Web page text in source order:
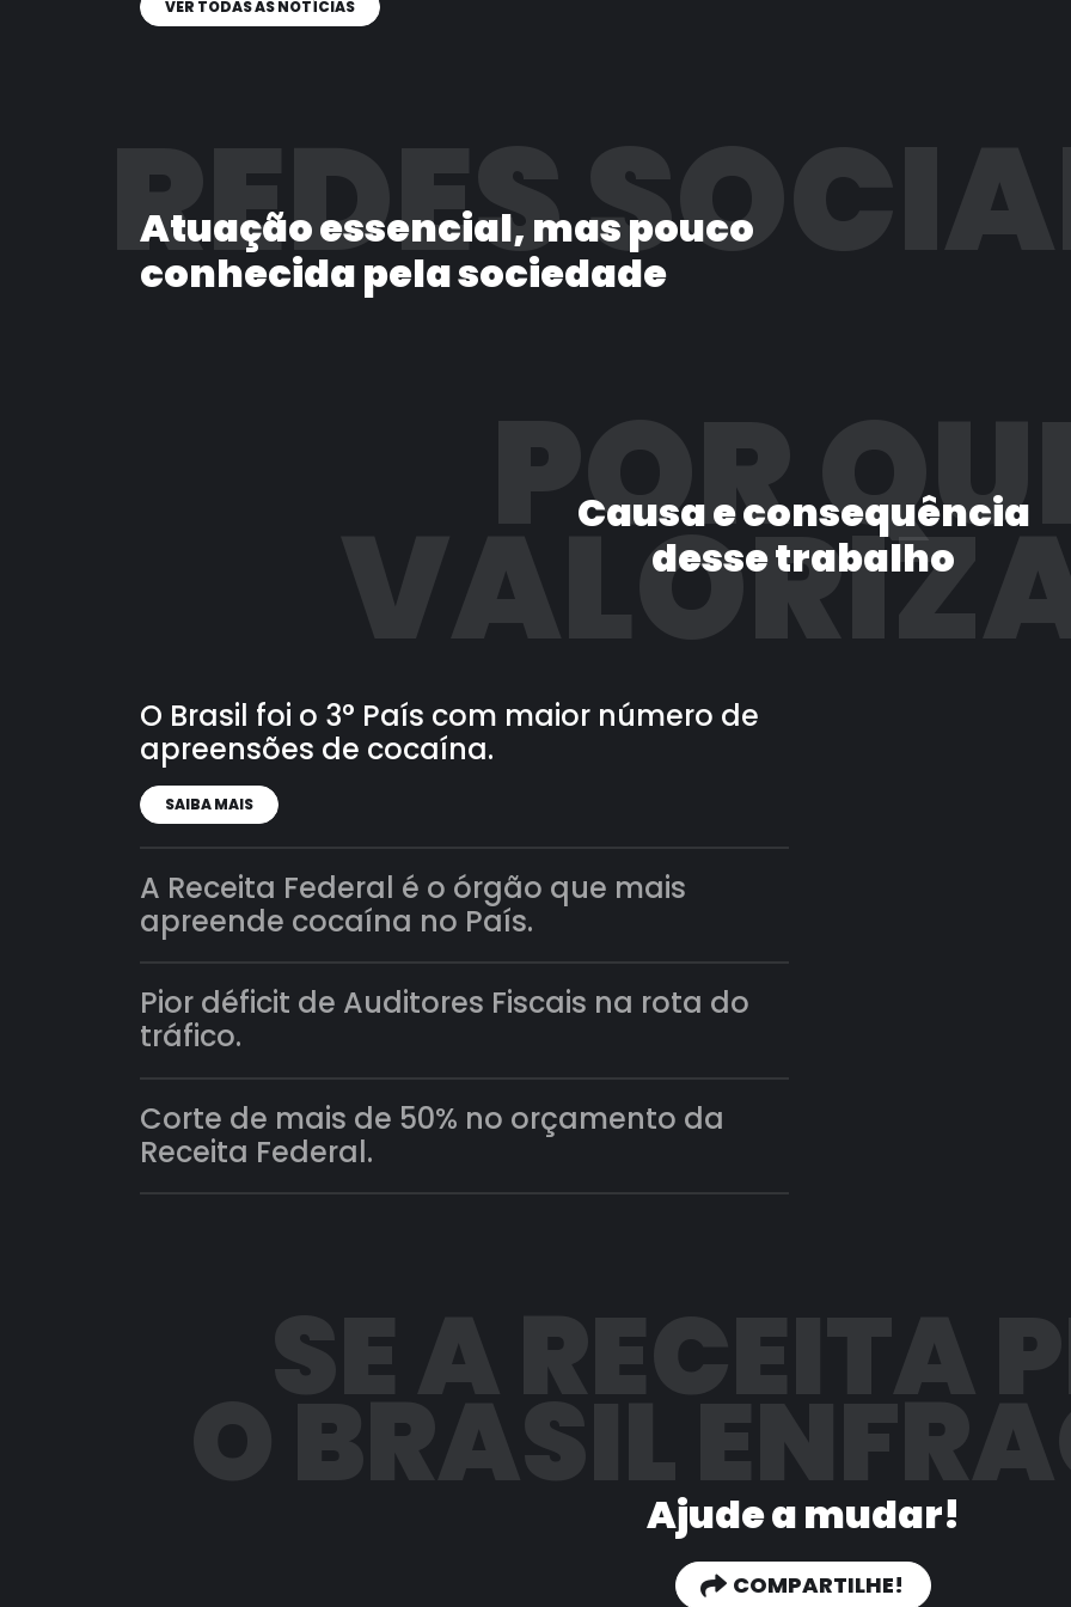
VER TODAS AS NOTÍCIAS
REDES
Atuação essencial, mas pouco
conhecida pela sociedade
POR
Causa e consequência
desse trabalho
O Brasil foi o 3° País com maior número de
apreensões de cocaína.
SAIBA MAIS
A Receita Federal é o órgão que mais
apreende cocaína no País.
Pior déficit de Auditores Fiscais na rota do
tráfico.
Corte de mais de 50% no orçamento da
Receita Federal.
Ajude a mudar!
COMPARTILHE!